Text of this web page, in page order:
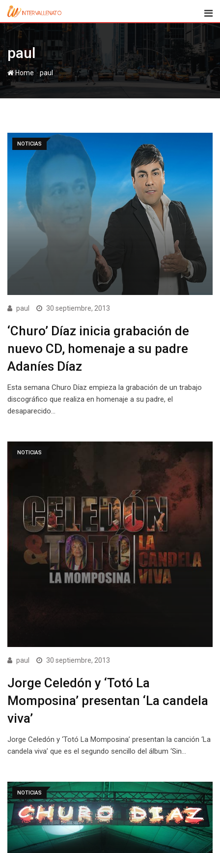
Skip
content
paul
Home-paul
NOTICIAS
paul 30 septiembre, 2013
‘Churo’ Díaz inicia grabación de
nuevo CD, homenaje a su padre
Adaníes Díaz
Esta semana Churo Díaz empieza la grabación de un trabajo
discográfico que realiza en homenaje a su padre, el
desaparecido…
NOTICIAS
paul 30 septiembre, 2013
Jorge Celedón y ‘Totó La
Momposina’ presentan ‘La candela
viva’
Jorge Celedón y ‘Totó La Momposina’ presentan la canción ‘La
candela viva’ que es el segundo sencillo del álbum ‘Sin…
NOTICIAS